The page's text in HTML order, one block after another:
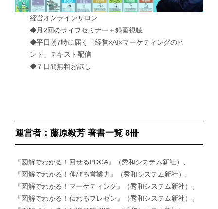
経営オンラインサロン
◆月2回のライブセミナー＋録画視聴
◆平日朝7時に届く「経営×AI×マーケティングのヒ
ント」テキスト配信
◆７日間無料お試し
運営者：藤原毅芳 著書一覧 8冊
『図解でわかる！回せるPDCA』（秀和システム新社）、
『図解でわかる！伸びる営業力』（秀和システム新社）、
『図解でわかる！マーケティング』（秀和システム新社）、
『図解でわかる！伝わるプレゼン』（秀和システム新社）、